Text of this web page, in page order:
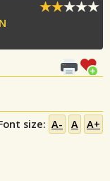
size: A- A A+